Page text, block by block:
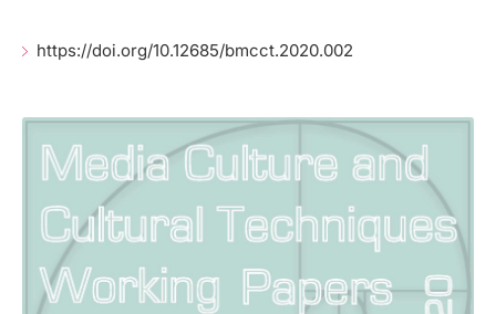
https://doi.org/10.12685/bmcct.2020.002